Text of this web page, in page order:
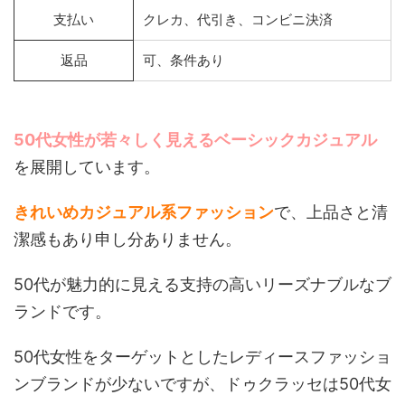
支払い クレカ、代引き、コンビニ決済
返品 可、条件あり
50代女性が若々しく見えるベーシックカジュアル
を展開しています。
きれいめカジュアル系ファッションで、上品さと清
潔感もあり申し分ありません。
50代が魅力的に見える支持の高いリーズナブルなブ
ランドです。
50代女性をターゲットとしたレディースファッショ
ンブランドが少ないですが、ドゥクラッセは50代女